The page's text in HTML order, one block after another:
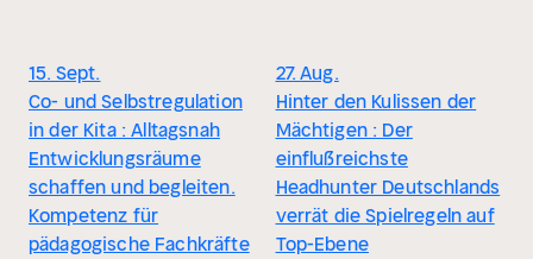
15. Sept.
Co- und Selbstregulation
in der Kita : Alltagsnah
Entwicklungsräume
schaffen und begleiten.
Kompetenz für
pädagogische Fachkräfte
27. Aug.
Hinter den Kulissen der
Mächtigen : Der
einflußreichste
Headhunter Deutschlands
verrät die Spielregeln auf
Top-Ebene